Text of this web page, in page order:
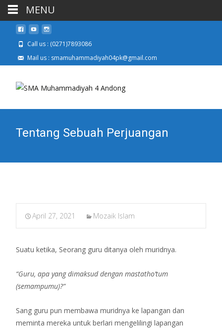
Call us : (0271)7893086
Mail us : smamuhammadiyah04pk@gmail.com
Tentang Sebuah Perjuangan
April 27, 2021 Mozaik Islam
Suatu ketika, Seorang guru ditanya oleh muridnya.
“Guru, apa yang dimaksud dengan mastatho’tum
(semampumu)?”
Sang guru pun membawa muridnya ke lapangan dan
meminta mereka untuk berlari mengelilingi lapangan
MENU